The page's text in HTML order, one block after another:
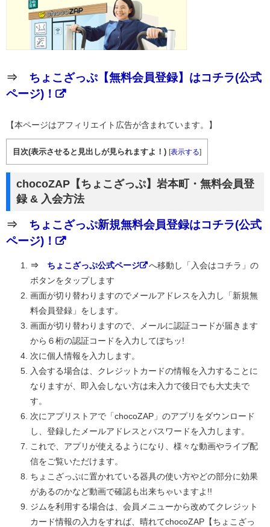
⇒ ちょこざっぷ【無料会員登録】はコチラ(公式
ページ)！
【本ページはアフィリエイト広告が含まれています。】
目次(表示させると見出しが見られますよ！) [表示する]
chocoZAP【ちょこざっぷ】岩本町・無料会員登
録 & 入会方法
⇒ ちょこざっぷ新規無料会員登録はコチラ(公式
ページ)！
⇒ ちょこざっぷ公式ページ
へ移動し「入会はコチラ」の
ボタンをタップします
画面が切り替わりますのでメールアドレスを入力し「新規無
料会員登録」をします。
画面が切り替わりますので、メールに認証コードが届きます
から６桁の認証コードを入力してぽちッ!
次に個人情報を入力します。
入会する場合は、クレジットカードの情報を入力することに
なりますが、即入会しない方は未入力で後日でも大丈夫で
す。
次にアプリストアで「chocoZAP」のアプリをダウンロード
し、登録したメールアドレスとパスワードを入力します。
これで、アプリが使えるようになり、様々な動画やライブ配
信をご覧いただけます。
ちょこざっぷに置かれている器具の使い方やどの部分に効果
があるのかなど動画で確認も出来ちゃいますよ!!
ジムを利用する場合は、会員メニューから改めてクレジット
カード情報の入力をすれば、晴れてchocoZAP【ちょこざっ